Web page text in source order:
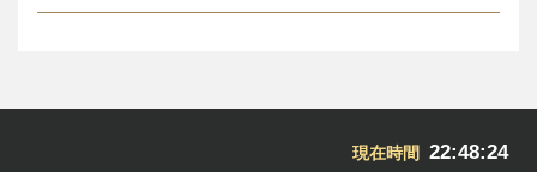
現在時間 22:48:24